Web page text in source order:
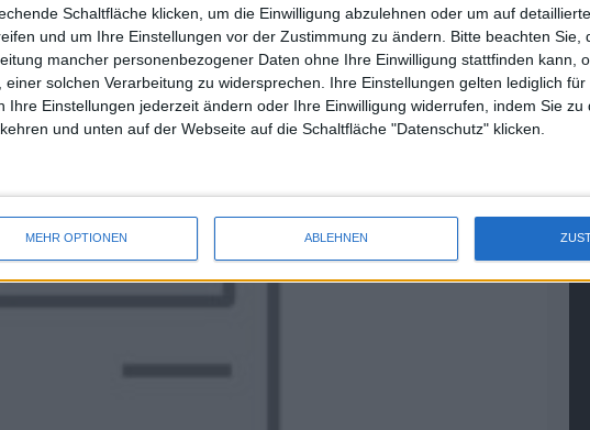
Schaltfläche klicken, um die Einwilligung abzulehnen oder um auf
und um Ihre Einstellungen vor der Zustimmung zu ändern.
Bitte beachten Sie,
mancher personenbezogener Daten ohne Ihre Einwilligung stattfinden kann,
einer solchen Verarbeitung zu widersprechen. Ihre Einstellungen gelten lediglich
Ihre Einstellungen jederzeit ändern oder Ihre Einwilligung widerrufen, indem Sie zu
und unten auf der Webseite auf die Schaltfläche "Datenschutz" klicken.
MEHR OPTIONEN ABLEHNEN